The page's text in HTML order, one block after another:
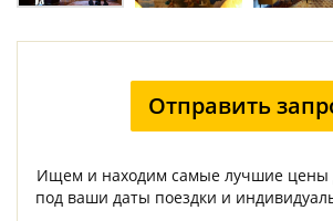
Отправить
Ищем и находим самые лучшие цены
под ваши даты поездки и